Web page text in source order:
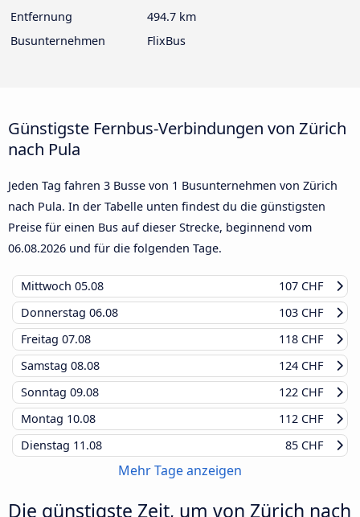
Entfernung
494.7 km
Busunternehmen
FlixBus
Günstigste Fernbus-Verbindungen von Zürich
nach Pula
Jeden Tag fahren 3 Busse von 1 Busunternehmen von Zürich
nach Pula. In der Tabelle unten findest du die günstigsten
Preise für einen Bus auf dieser Strecke, beginnend vom
06.08.2026 und für die folgenden Tage.
Mittwoch 05.08
107 CHF
Donnerstag 06.08
103 CHF
Freitag 07.08
118 CHF
Samstag 08.08
124 CHF
Sonntag 09.08
122 CHF
Montag 10.08
112 CHF
Dienstag 11.08 85 CHF
Mehr Tage anzeigen
Die günstigste Zeit, um von Zürich nach